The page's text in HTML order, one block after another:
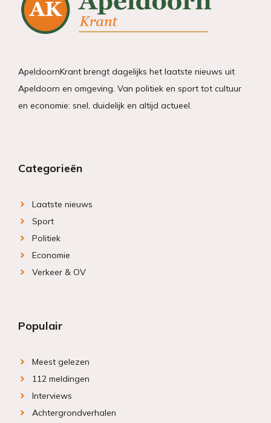
ApeldoornKrant brengt dagelijks het laatste nieuws uit
Apeldoorn en omgeving. Van politiek en sport tot cultuur
en economie: snel, duidelijk en altijd actueel.
Categorieën
Laatste nieuws
Sport
Politiek
Economie
Verkeer & OV
Populair
Meest gelezen
112 meldingen
Interviews
Achtergrondverhalen